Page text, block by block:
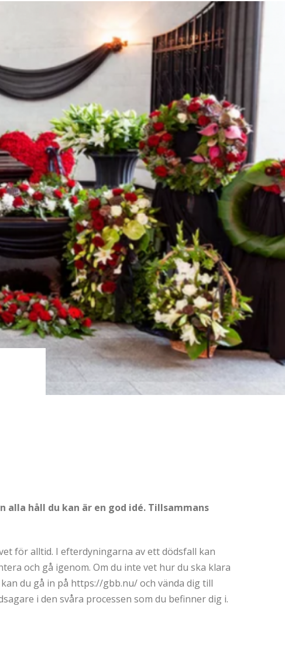
håll du kan är en god idé. Tillsammans
för alltid. I efterdyningarna av ett dödsfall kan
och gå igenom. Om du inte vet hur du ska klara
du gå in på https://gbb.nu/ och vända dig till
i den svåra processen som du befinner dig i.